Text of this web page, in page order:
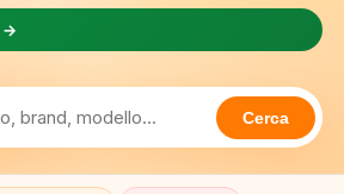
→
Cerca